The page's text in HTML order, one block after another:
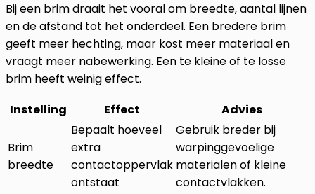
Bij een brim draait het vooral om breedte, aantal lijnen
en de afstand tot het onderdeel. Een bredere brim
geeft meer hechting, maar kost meer materiaal en
vraagt meer nabewerking. Een te kleine of te losse
brim heeft weinig effect.
Instelling
Effect Advies
Brim
breedte
Bepaalt hoeveel
extra
contactoppervlak
ontstaat
Gebruik breder bij
warpinggevoelige
materialen of kleine
contactvlakken.